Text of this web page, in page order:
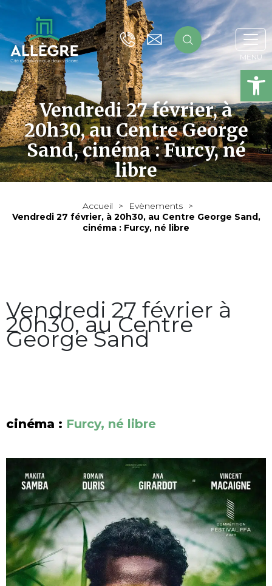
Vendredi 27 février, à
20h30, au Centre George
Sand, cinéma : Furcy, né
libre
Accueil > Evènements >
Vendredi 27 février, à 20h30, au Centre George Sand,
cinéma : Furcy, né libre
Vendredi 27 février à
20h30, au Centre
George Sand
cinéma : Furcy, né libre